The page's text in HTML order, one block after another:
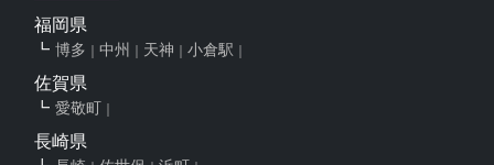
福岡県
博多 中州 天神 小倉駅
佐賀県
愛敬町
長崎県